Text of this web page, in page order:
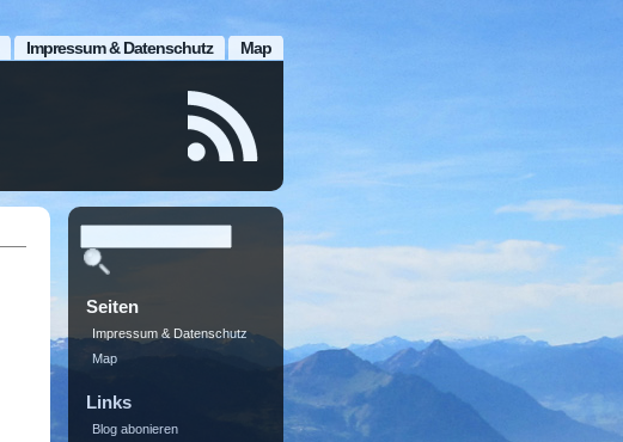
Map
Impressum & Datenschutz
Seiten
Impressum & Datenschutz
Map
Links
Blog abonieren